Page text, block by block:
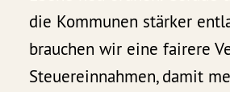
die Kommunen stärker
brauchen wir eine fairere
Steuereinnahmen, damit